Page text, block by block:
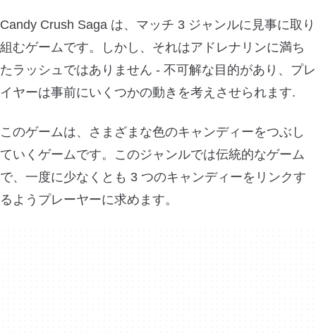
Candy Crush Saga は、マッチ 3 ジャンルに見事に取り
組むゲームです。しかし、それはアドレナリンに満ち
たラッシュではありません - 不可解な目的があり、プレ
イヤーは事前にいくつかの動きを考えさせられます.
このゲームは、さまざまな色のキャンディーをつぶし
ていくゲームです。このジャンルでは伝統的なゲーム
で、一度に少なくとも 3 つのキャンディーをリンクす
るようプレーヤーに求めます。